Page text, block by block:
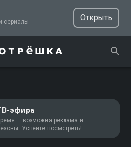
ТВ, фильмы и сериалы
Открыть
эфира
— возможна реклама и
Успейте посмотреть!